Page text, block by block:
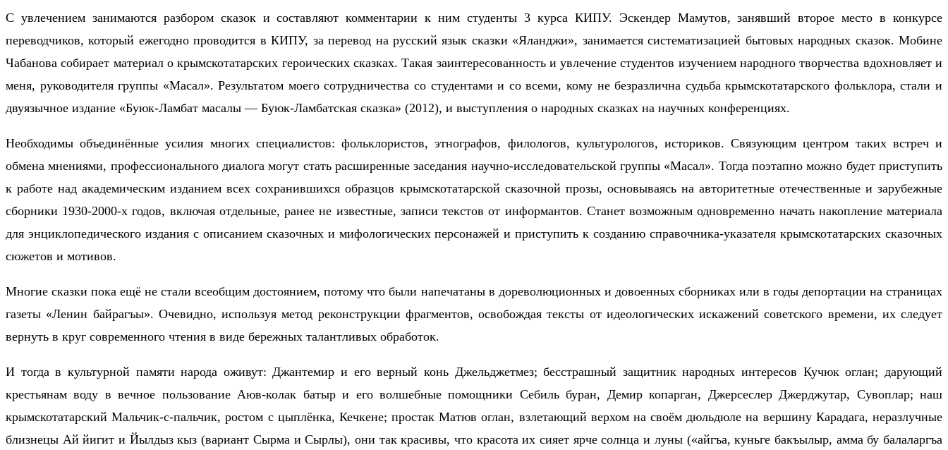
С увлечением занимаются разбором сказок и составляют комментарии к ним студенты 3 курса КИПУ. Эскендер Мамутов, занявший второе место в конкурсе
переводчиков, который ежегодно проводится в КИПУ, за перевод на русский язык сказки «Яланджи», занимается систематизацией бытовых народных сказок. Мобине
Чабанова собирает материал о крымскотатарских героических сказках. Такая заинтересованность и увлечение студентов изучением народного творчества вдохновляет и
меня, руководителя группы «Масал». Результатом моего сотрудничества со студентами и со всеми, кому не безразлична судьба крымскотатарского фольклора, стали и
двуязычное издание «Буюк-Ламбат масалы — Буюк-Ламбатская сказка» (2012), и выступления о народных сказках на научных конференциях.
Необходимы объединённые усилия многих специалистов: фольклористов, этнографов, филологов, культурологов, историков. Связующим центром таких встреч и
обмена мнениями, профессионального диалога могут стать расширенные заседания научно-исследовательской группы «Масал». Тогда поэтапно можно будет приступить
к работе над академическим изданием всех сохранившихся образцов крымскотатарской сказочной прозы, основываясь на авторитетные отечественные и зарубежные
сборники 1930-2000-х годов, включая отдельные, ранее не известные, записи текстов от информантов. Станет возможным одновременно начать накопление материала
для энциклопедического издания с описанием сказочных и мифологических персонажей и приступить к созданию справочника-указателя крымскотатарских сказочных
сюжетов и мотивов.
Многие сказки пока ещё не стали всеобщим достоянием, потому что были напечатаны в дореволюционных и довоенных сборниках или в годы депортации на страницах
газеты «Ленин байрагъы». Очевидно, используя метод реконструкции фрагментов, освобождая тексты от идеологических искажений советского времени, их следует
вернуть в круг современного чтения в виде бережных талантливых обработок.
И тогда в культурной памяти народа оживут: Джантемир и его верный конь Джельджетмез; бесстрашный защитник народных интересов Кучюк оглан; дарующий
крестьянам воду в вечное пользование Аюв-колак батыр и его волшебные помощники Себиль буран, Демир копарган, Джерсеслер Джерджутар, Сувоплар; наш
крымскотатарский Мальчик-с-пальчик, ростом с цыплёнка, Кечкене; простак Матюв оглан, взлетающий верхом на своём дюльдюле на вершину Карадага, неразлучные
близнецы Ай йигит и Йылдыз кыз (вариант Сырма и Сырлы), они так красивы, что красота их сияет ярче солнца и луны («айгъа, куньге бакъылыр, амма бу балаларгъа